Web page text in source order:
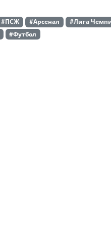
#ПСЖ #Арсенал #Лига
#Футбол